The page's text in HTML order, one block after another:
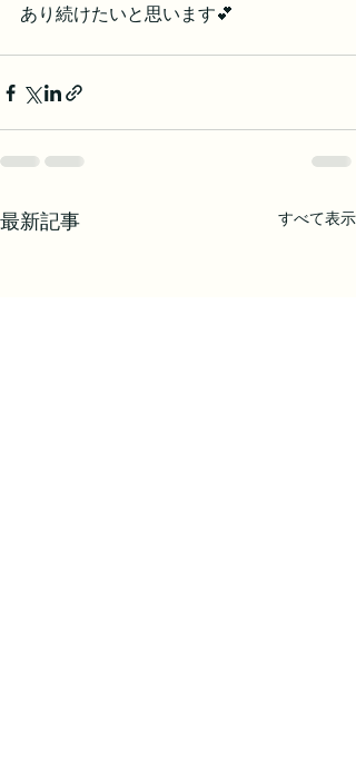
あり続けたいと思います💕
最新記事 すべて表示